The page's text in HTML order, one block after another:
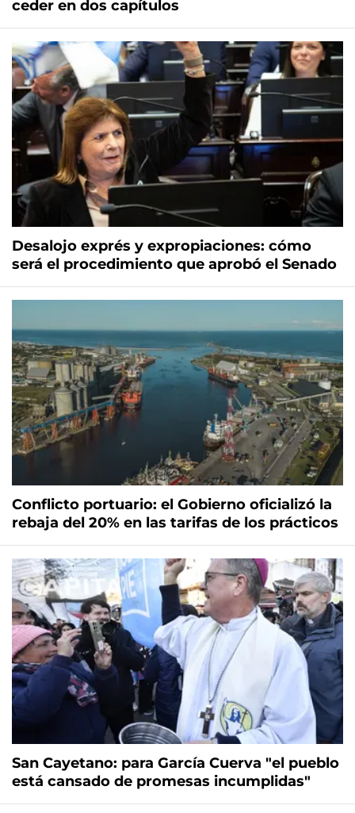
ceder en dos capítulos
Desalojo exprés y expropiaciones: cómo
será el procedimiento que aprobó el Senado
Conflicto portuario: el Gobierno oficializó la
rebaja del 20% en las tarifas de los prácticos
San Cayetano: para García Cuerva "el pueblo
está cansado de promesas incumplidas"